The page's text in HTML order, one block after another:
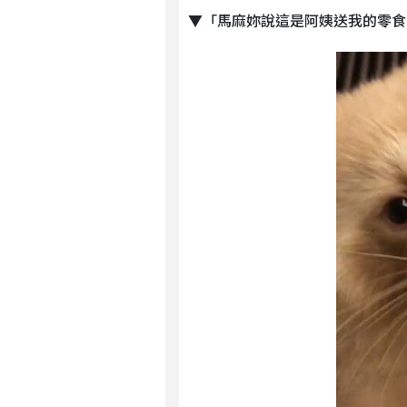
▼「馬麻妳說這是阿姨送我的零